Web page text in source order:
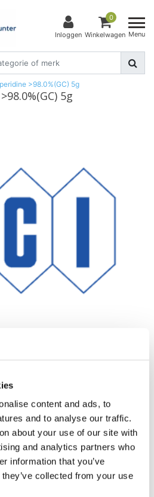
content and ads, to
and to analyse our traffic.
about your use of our site with
and analytics partners who
information that you’ve
collected from your use
Inloggen
0
Winkelwagen Menu
>98.0%(GC) 5g
5g
Excl. btw
€115,20
Incl. btw
aan winkelwagen